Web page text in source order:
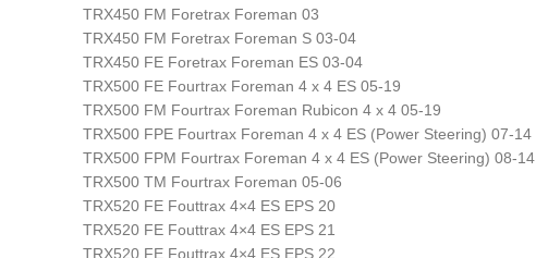
TRX450 FM Foretrax Foreman 03
TRX450 FM Foretrax Foreman S 03-04
TRX450 FE Foretrax Foreman ES 03-04
TRX500 FE Fourtrax Foreman 4 x 4 ES 05-19
TRX500 FM Fourtrax Foreman Rubicon 4 x 4 05-19
TRX500 FPE Fourtrax Foreman 4 x 4 ES (Power Steering) 07-14
TRX500 FPM Fourtrax Foreman 4 x 4 ES (Power Steering) 08-14
TRX500 TM Fourtrax Foreman 05-06
TRX520 FE Fouttrax 4×4 ES EPS 20
TRX520 FE Fouttrax 4×4 ES EPS 21
TRX520 FE Fouttrax 4×4 ES EPS 22